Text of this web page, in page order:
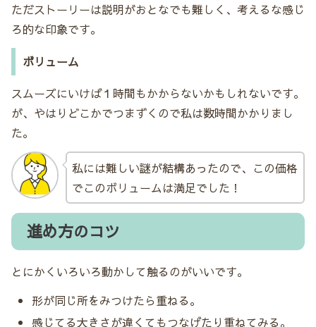
ただストーリーは説明がおとなでも難しく、考えるな感じ
ろ的な印象です。
ボリューム
スムーズにいけば１時間もかからないかもしれないです。
が、やはりどこかでつまずくので私は数時間かかりまし
た。
私には難しい謎が結構あったので、この価格
でこのボリュームは満足でした！
進め方のコツ
とにかくいろいろ動かして触るのがいいです。
形が同じ所をみつけたら重ねる。
感じてる大きさが違くてもつなげたり重ねてみる。